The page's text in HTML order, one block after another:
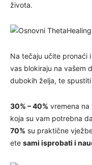
života.
Na tečaju učite pronaći
vas blokiraju na vašem
dubokih želja, te
30% – 40% vremena na
koja su vam potrebna
70% su praktične
ete sami isprobati i